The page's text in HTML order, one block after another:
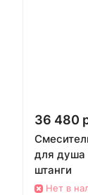
36 480
для душа
штанги
Нет в